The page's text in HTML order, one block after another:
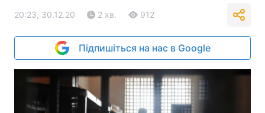
20:23, 30.12.20 2 хв. 912
Підпишіться на нас в Google